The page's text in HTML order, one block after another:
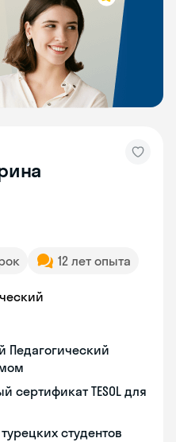
12 лет опыта
Педагогический
TESOL для
студентов